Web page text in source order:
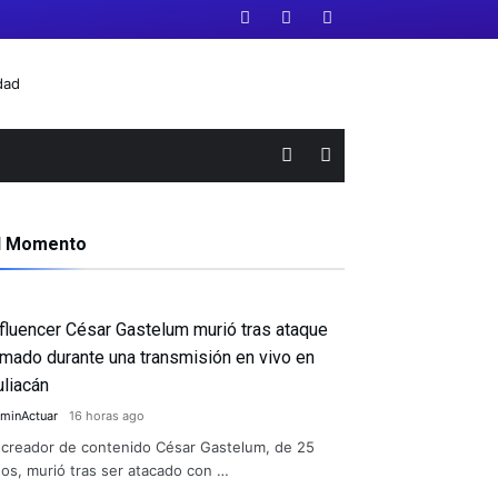
Momento
César Gastelum murió tras ataque
durante una transmisión en vivo en
16 horas ago
creador de contenido César Gastelum, de 25
murió tras ser atacado con …